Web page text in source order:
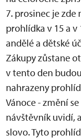
7. prosinec je zde
prohlídka v 15 a
andělé a dětské
Zákupy zůstane
v tento den
nahrazeny
Vánoce - změní
návštěvník uvidí,
slovo. Tyto